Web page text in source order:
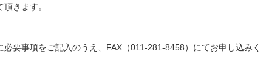
きます。
必要事項をご記入のうえ、FAX（011-281-8458）にてお申し込みく